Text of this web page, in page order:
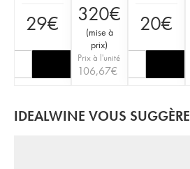
29€ 320€
(mise à
prix)
Prix à l'unité
106,67€
20€
IDEALWINE VOUS SUGGÈRE